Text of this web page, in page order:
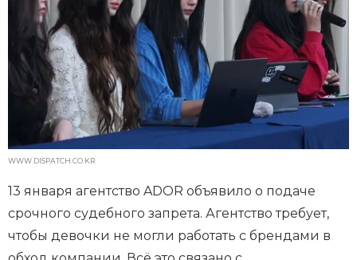
WWW.DISPATCH.CO.KR
13 января агентство ADOR объявило о подаче
срочного судебного запрета. Агентство требует,
чтобы девочки не могли работать с брендами в